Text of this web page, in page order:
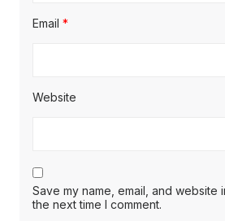
Email *
Website
Save my name, email, and website
the next time I comment.